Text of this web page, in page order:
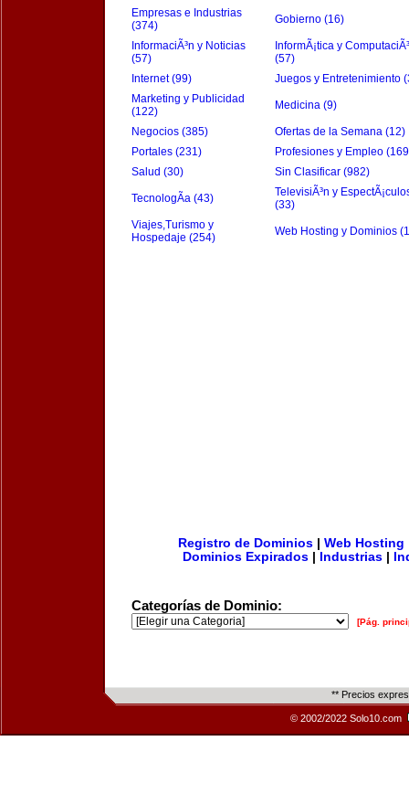
Empresas e Industrias
(374)
Gobierno (16)
InformaciÃ³n y Noticias
(57)
InformÃ¡tica y
(57)
Internet (99)
Juegos y Entretenimiento
Marketing y Publicidad
(122)
Medicina (9)
Negocios (385)
Ofertas de la Semana (12)
Portales (231)
Profesiones y Empleo
Salud (30)
Sin Clasificar (982)
TecnologÃ­a (43)
TelevisiÃ³n y
(33)
Viajes,Turismo y
Hospedaje (254)
Web Hosting y Dominios
Registro de Dominios| Web Hosting
Dominios Expirados
Industrias
Categorías de Dominio:
[Pág.
** Precios
© 2002/2022 Solo10.com